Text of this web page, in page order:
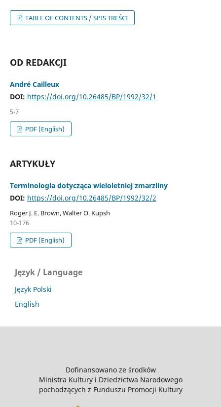
TABLE OF CONTENTS / SPIS TREŚCI
OD REDAKCJI
André Cailleux
DOI: https://doi.org/10.26485/BP/1992/32/1
5-7
PDF (English)
ARTYKUŁY
Terminologia dotycząca wieloletniej zmarzliny
DOI: https://doi.org/10.26485/BP/1992/32/2
Roger J. E. Brown, Walter O. Kupsh
10-176
PDF (English)
Język / Language
Język Polski
English
Dofinansowano ze środków
Ministra Kultury i Dziedzictwa Narodowego
pochodzących z Funduszu Promocji Kultury